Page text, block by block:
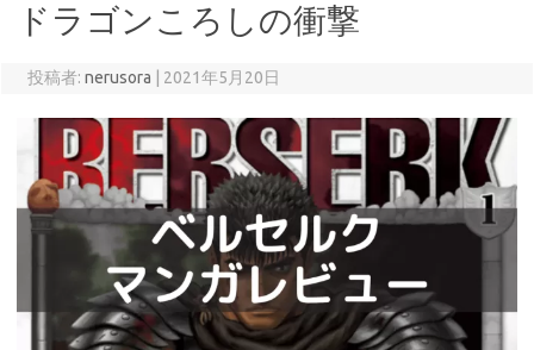
ドラゴンころしの衝撃
投稿者: nerusora 2021年5月20日